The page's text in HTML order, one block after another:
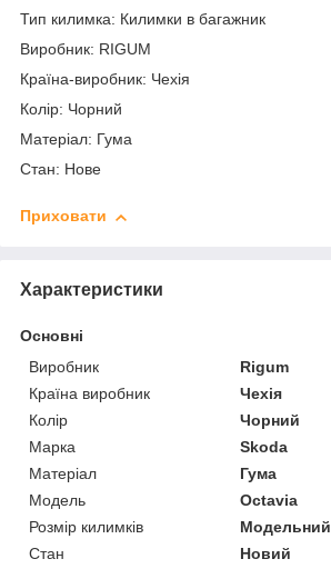
Тип килимка: Килимки в багажник
Виробник: RIGUM
Країна-виробник: Чехія
Колір: Чорний
Матеріал: Гума
Стан: Нове
Приховати
Характеристики
Основні
Виробник
Rigum
Країна виробник
Чехія
Колір
Чорний
Марка
Skoda
Матеріал
Гума
Модель
Octavia
Розмір килимків
Модельний
Стан
Новий